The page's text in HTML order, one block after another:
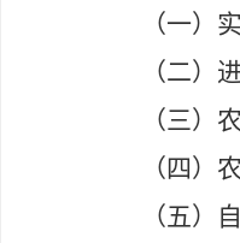
（一）
（二）
（三）
（四）
（五）